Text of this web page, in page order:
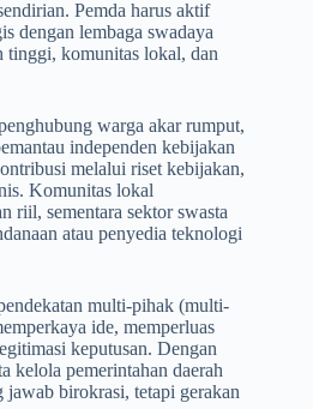
Pemda harus aktif
dengan lembaga swadaya
tinggi, komunitas lokal, dan
warga akar rumput,
independen kebijakan
melalui riset kebijakan,
Komunitas lokal
riil, sementara sektor swasta
atau penyedia teknologi
multi-pihak (multi-
ide, memperluas
keputusan. Dengan
kelola pemerintahan daerah
birokrasi, tetapi gerakan